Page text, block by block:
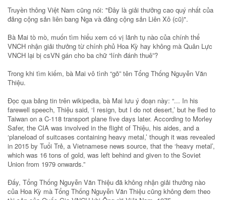
Truyền thông Việt Nam cũng nói: "Đây là giải thưởng cao quý nhất của
đảng cộng sản liên bang Nga và đảng cộng sản Liên Xô (cũ)".
Bà Mai tò mò, muốn tìm hiểu xem có vị lãnh tụ nào của chính thể
VNCH nhận giải thưởng từ chính phủ Hoa Kỳ hay không mà Quân Lực
VNCH lại bị csVN gán cho ba chữ “lính đánh thuê”?
Trong khi tìm kiếm, bà Mai vô tình “gõ” tên Tổng Thống Nguyễn Văn
Thiệu.
Đọc qua bảng tin trên wikipedia, bà Mai lưu ý đoạn này: “... In his
farewell speech, Thiệu said, ‘I resign, but I do not desert,’ but he fled to
Taiwan on a C-118 transport plane five days later. According to Morley
Safer, the CIA was involved in the flight of Thiệu, his aides, and a
‘planeload of suitcases containing heavy metal,’ though it was revealed
in 2015 by Tuổi Trẻ, a Vietnamese news source, that the ‘heavy metal’,
which was 16 tons of gold, was left behind and given to the Soviet
Union from 1979 onwards.”
Đấy, Tổng Thống Nguyễn Văn Thiệu đã không nhận giải thưởng nào
của Hoa Kỳ mà Tổng Thống Nguyễn Văn Thiệu cũng không đem theo